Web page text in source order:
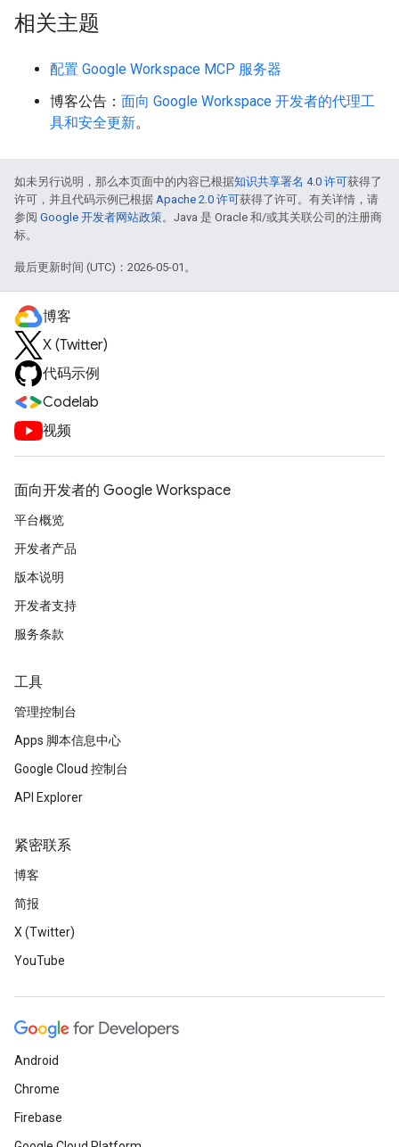
相关主题
配置 Google Workspace MCP 服务器
博客公告： 面向 Google Workspace 开发者的代理工
具和安全更新。
如未另行说明，那么本页面中的内容已根据知识共享署名 4.0 许可获得了
许可，并且代码示例已根据 Apache 2.0 许可获得了许可。有关详情，请
参阅 Google 开发者网站政策。Java 是 Oracle 和/或其关联公司的注册商
标。
最后更新时间 (UTC)：2026-05-01。
博客
X (Twitter)
代码示例
Codelab
视频
面向开发者的 Google Workspace
平台概览
开发者产品
版本说明
开发者支持
服务条款
工具
管理控制台
Apps 脚本信息中心
Google Cloud 控制台
API Explorer
紧密联系
博客
简报
X (Twitter)
YouTube
Android
Chrome
Firebase